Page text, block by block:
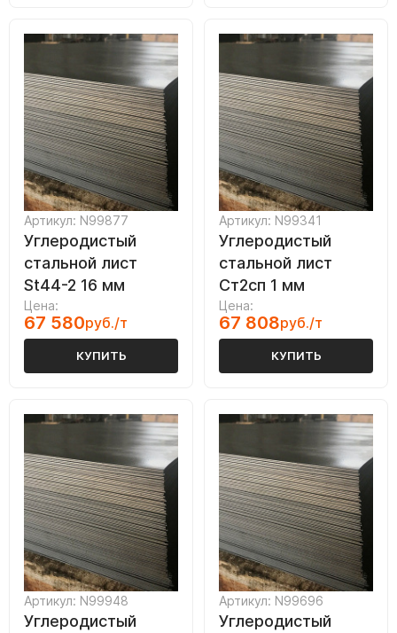
Артикул: N99877
Углеродистый
стальной лист
St44-2 16 мм
Цена:
67 580руб./т
КУПИТЬ
Артикул: N99341
Углеродистый
стальной лист
Ст2сп 1 мм
Цена:
67 808руб./т
КУПИТЬ
Артикул: N99948
Углеродистый
Артикул: N99696
Углеродистый